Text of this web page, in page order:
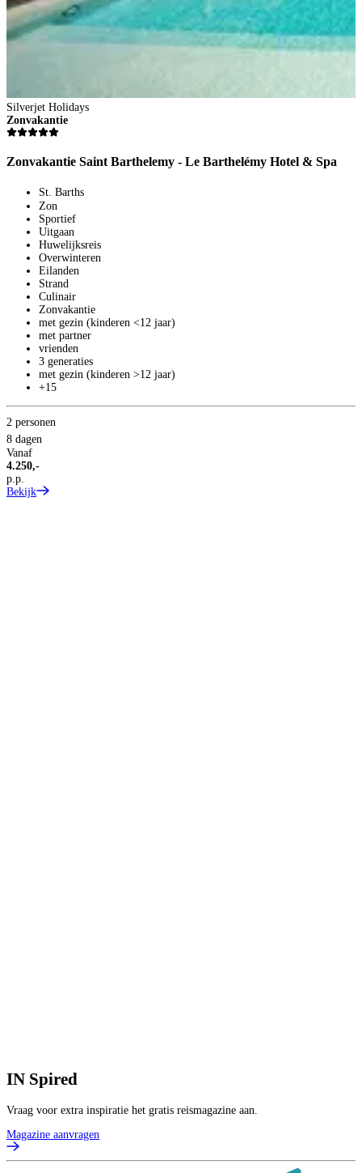
Silverjet Holidays
Zonvakantie
Zonvakantie Saint Barthelemy - Le Barthelémy Hotel & Spa
St. Barths
Zon
Sportief
Uitgaan
Huwelijksreis
Overwinteren
Eilanden
Strand
Culinair
Zonvakantie
met gezin (kinderen <12 jaar)
met partner
vrienden
3 generaties
met gezin (kinderen >12 jaar)
+15
2 personen
8 dagen
Vanaf
4.250,-
p.p.
Bekijk
IN Spired
Vraag voor extra inspiratie het gratis reismagazine aan.
Magazine aanvragen